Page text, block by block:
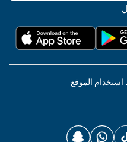
الموقع